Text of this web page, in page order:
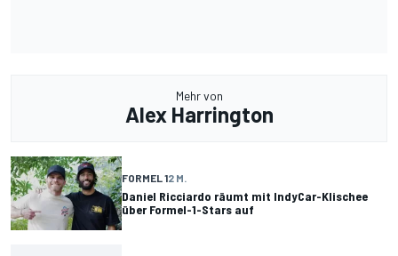
Mehr von
Alex Harrington
FORMEL 12 M.
Daniel Ricciardo räumt mit IndyCar-Klischee
über Formel-1-Stars auf